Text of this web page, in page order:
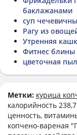
баклажанами
суп
Рагу из
Утренняя
Фитнес блины
цветочная
Метки: курица
калорийность
ценность,
копчено-вареная